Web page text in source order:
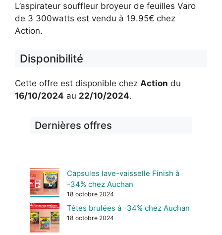
L’aspirateur souffleur broyeur de feuilles Varo
de 3 300watts est vendu à 19.95€ chez
Action.
Disponibilité
Cette offre est disponible chez Action du
16/10/2024 au 22/10/2024.
Dernières offres
Capsules lave-vaisselle Finish à
-34% chez Auchan
18 octobre 2024
Têtes brulées à -34% chez Auchan
18 octobre 2024